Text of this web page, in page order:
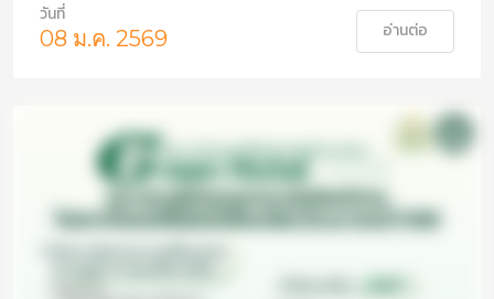
วันที่
08 ม.ค. 2569 อ่านต่อ